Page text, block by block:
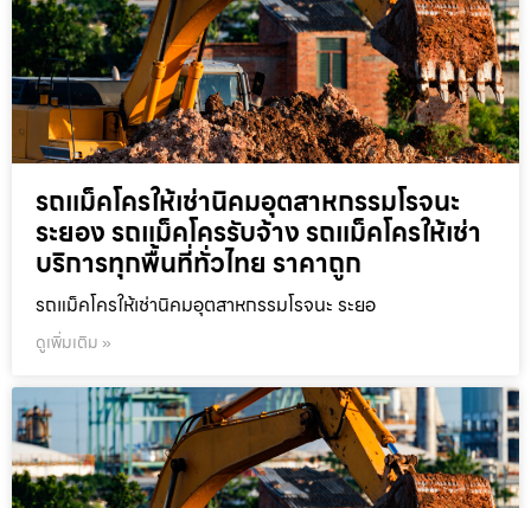
รถแม็คโครให้เช่านิคมอุตสาหกรรมโรจนะ
ระยอง รถแม็คโครรับจ้าง รถแม็คโครให้เช่า
บริการทุกพื้นที่ทั่วไทย ราคาถูก
รถแม็คโครให้เช่านิคมอุตสาหกรรมโรจนะ ระยอ
ดูเพิ่มเติม »